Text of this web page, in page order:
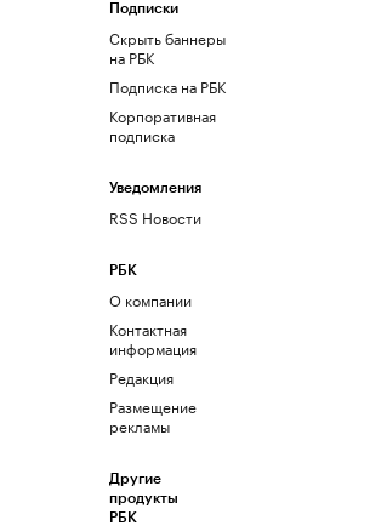
Подписки
Скрыть баннеры
на РБК
Подписка на РБК
Корпоративная
подписка
Уведомления
RSS Новости
РБК
О компании
Контактная
информация
Редакция
Размещение
рекламы
Другие
продукты
РБК